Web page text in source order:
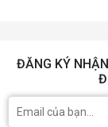
ĐĂNG KÝ